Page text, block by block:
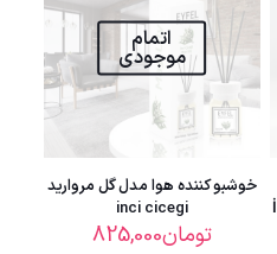
اتمام
موجودی
خوشبو کننده هوا مدل گل مروارید
inci cicegi
تومان825,000